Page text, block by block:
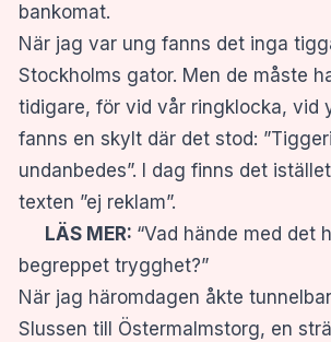
bankomat.
När jag var ung fanns det inga
Stockholms gator. Men de måste
tidigare, för vid vår ringklocka, vid
fanns en skylt där det stod:
undanbedes”. I dag finns det
texten ”ej reklam”.
LÄS MER: “Vad hände med det
begreppet trygghet?”
När jag häromdagen åkte
Slussen till Östermalmstorg, en